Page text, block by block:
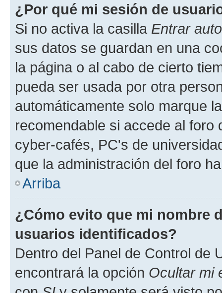
¿Por qué mi sesión de
Si no activa la casilla Entrar
sus datos se guardan en una
la página o al cabo de cierto
pueda ser usada por otra
automáticamente solo marque
recomendable si accede al foro
cyber-cafés, PC's de
que la administración del foro
Arriba
¿Cómo evito que mi nombre
usuarios identificados?
Dentro del Panel de Control de
encontrará la opción Ocultar mi